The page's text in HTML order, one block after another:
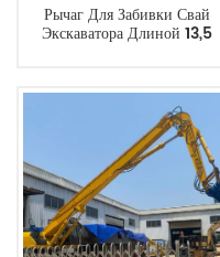
Рычаг Для Забивки Свай
Экскаватора Длиной 13,5
Забивки Свай Для Cat350